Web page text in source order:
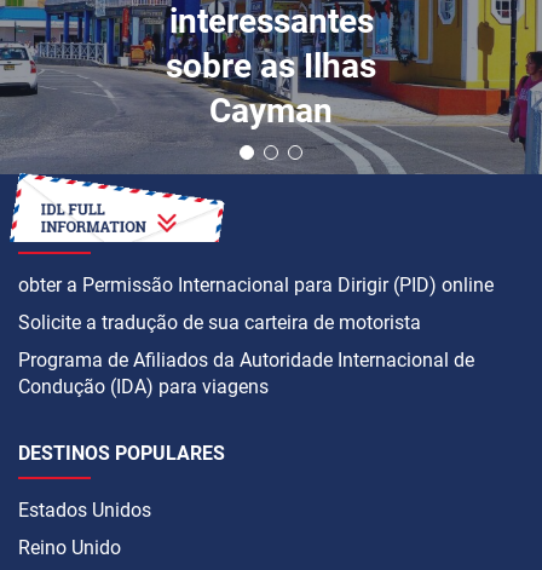
interessantes
sobre as Ilhas
Cayman
COMO
obter a Permissão Internacional para Dirigir (PID) online
Solicite a tradução de sua carteira de motorista
Programa de Afiliados da Autoridade Internacional de
Condução (IDA) para viagens
DESTINOS POPULARES
Estados Unidos
Reino Unido